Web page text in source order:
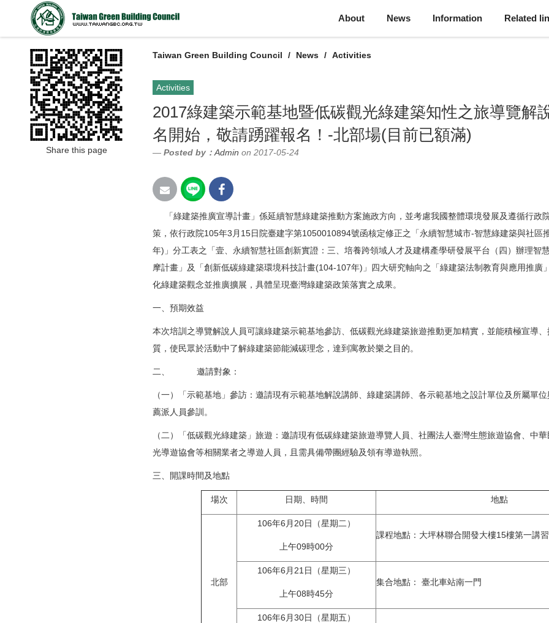
About News Information Related
Taiwan Green Building Council News Activities
Activities
2017綠建築示範基地暨低碳觀光綠建築知性之旅導覽解
名開始，敬請踴躍報名！-北部場(目前已額滿)
Posted by： Admin on 2017-05-24
「綠建築推廣宣導計畫」係延續智慧綠建築推動方案施政方向，並考慮我國整體環境發展及遵循行政
策，依行政院105年3月15日院臺建字第1050010894號函核定修正之「永續智慧城市-智慧綠建築與社區
年)」分工表之「壹、永續智慧社區創新實證：三、培養跨領域人才及建構產學研發展平台（四）辦理智
摩計畫」及「創新低碳綠建築環境科技計畫(104-107年)」四大研究軸向之「綠建築法制教育與應用推廣
化綠建築觀念並推廣擴展，具體呈現臺灣綠建築政策落實之成果。
一、預期效益
本次培訓之導覽解說人員可讓綠建築示範基地參訪、低碳觀光綠建築旅遊推動更加精實，並能積極宣導
質，使民眾於活動中了解綠建築節能減碳理念，達到寓教於樂之目的。
二、 邀請對象：
（一）「示範基地」參訪：邀請現有示範基地解說講師、綠建築講師、各示範基地之設計單位及所屬單
薦派人員參訓。
（二）「低碳觀光綠建築」旅遊：邀請現有低碳綠建築旅遊導覽人員、社團法人臺灣生態旅遊協會、中
光導遊協會等相關業者之導遊人員，且需具備帶團經驗及領有導遊執照。
三、開課時間及地點
場次 日期、時間 地點
北部
106年6月20日（星期二）
上午09時00分
課程地點：大坪林聯合開發大樓15樓第一講
106年6月21日（星期三）
上午08時45分
集合地點： 臺北車站南一門
106年6月30日（星期五）
Share this page